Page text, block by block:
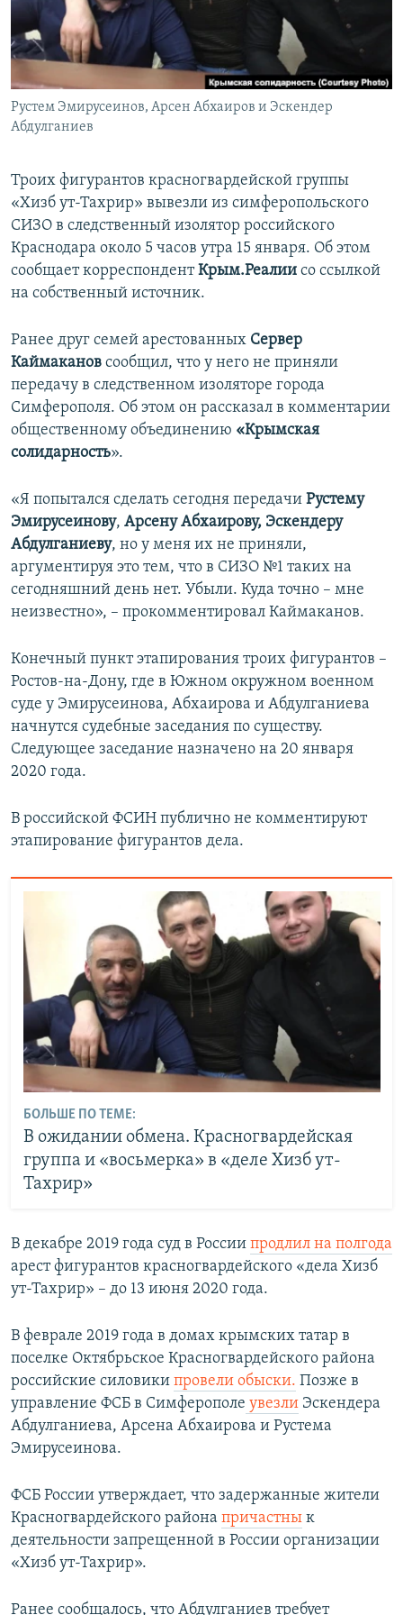
ПОБЕДИТЕЛЕЙ НЕ СУДЯТ?
КРЫМ.НЕПОКОРЕННЫЙ
ELIFBE
УКРАИНСКАЯ ПРОБЛЕМА КРЫМА
ПРИСОЕДИНЯЙТЕСЬ!
Все сайты RFE/RL
Рустем Эмирусеинов, Арсен Абхаиров и Эскендер
Абдулганиев
Троих фигурантов красногвардейской группы
«Хизб ут-Тахрир» вывезли из симферопольского
СИЗО в следственный изолятор российского
Краснодара около 5 часов утра 15 января. Об этом
сообщает корреспондентКрым.Реалии со ссылкой
на собственный источник.
Ранее друг семей арестованных Сервер
Каймаканов сообщил, что у него не приняли
передачу в следственном изоляторе города
Симферополя. Об этом он рассказал в комментарии
общественному объединению «Крымская
солидарность».
«Я попытался сделать сегодня передачи Рустему
Эмирусеинову, Арсену Абхаирову, Эскендеру
Абдулганиеву, но у меня их не приняли,
аргументируя это тем, что в СИЗО №1 таких на
сегодняшний день нет. Убыли. Куда точно – мне
неизвестно», – прокомментировал Каймаканов.
Конечный пункт этапирования троих фигурантов –
Ростов-на-Дону, где в Южном окружном военном
суде у Эмирусеинова, Абхаирова и Абдулганиева
начнутся судебные заседания по существу.
Следующее заседание назначено на 20 января
2020 года.
В российской ФСИН публично не комментируют
этапирование фигурантов дела.
БОЛЬШЕ ПО ТЕМЕ:
В ожидании обмена. Красногвардейская
группа и «восьмерка» в «деле Хизб ут-
Тахрир»
В декабре 2019 года суд в России продлил на полгода
арест фигурантов красногвардейского «дела Хизб
ут-Тахрир» – до 13 июня 2020 года.
В феврале 2019 года в домах крымских татар в
поселке Октябрьское Красногвардейского района
российские силовики провели обыски. Позже в
управление ФСБ в Симферополе увезли Эскендера
Абдулганиева, Арсена Абхаирова и Рустема
Эмирусеинова.
ФСБ России утверждает, что задержанные жители
Красногвардейского района причастны к
деятельности запрещенной в России организации
«Хизб ут-Тахрир».​
Ранее сообщалось, что Абдулганиев требует